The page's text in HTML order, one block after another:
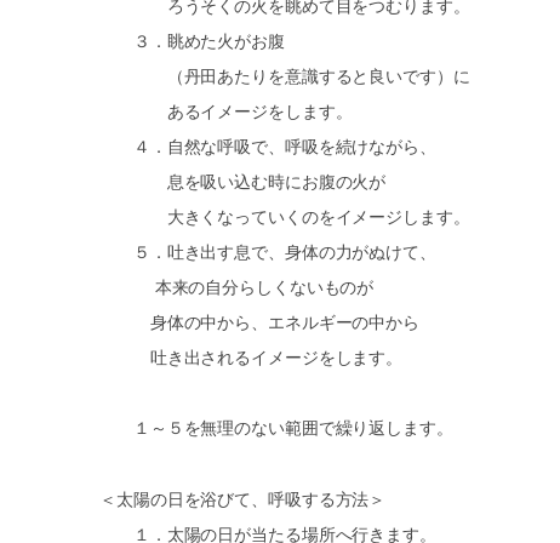
ろうそくの火を眺めて目をつむります。
３．眺めた火がお腹
（丹田あたりを意識すると良いです）に
あるイメージをします。
４．自然な呼吸で、呼吸を続けながら、
息を吸い込む時にお腹の火が
大きくなっていくのをイメージします。
５．吐き出す息で、身体の力がぬけて、
本来の自分らしくないものが
身体の中から、エネルギーの中から
吐き出されるイメージをします。
１～５を無理のない範囲で繰り返します。
＜太陽の日を浴びて、呼吸する方法＞
１．太陽の日が当たる場所へ行きます。